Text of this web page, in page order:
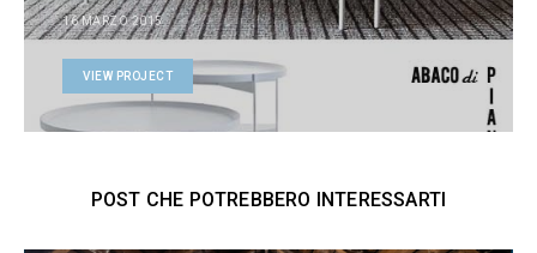
16 MARZO 2015
VIEW PROJECT
POST CHE POTREBBERO INTERESSARTI